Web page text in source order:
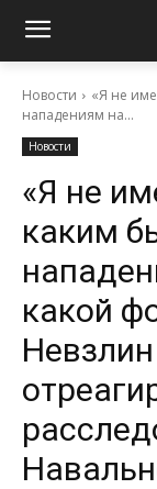
Новости
«Я не
нападениям на...
Новости
«Я не
каким
какой